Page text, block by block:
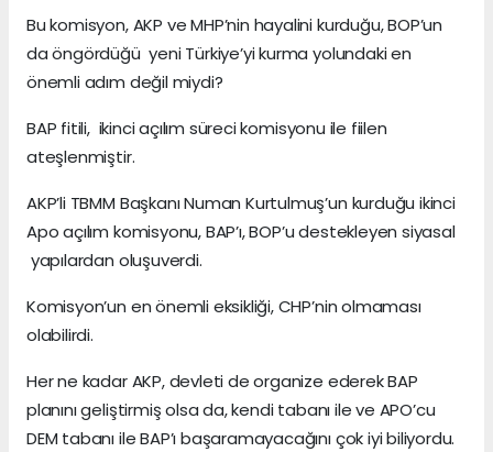
Bu komisyon, AKP ve MHP’nin hayalini kurduğu, BOP’un
da öngördüğü yeni Türkiye’yi kurma yolundaki en
önemli adım değil miydi?
BAP fitili, ikinci açılım süreci komisyonu ile fiilen
ateşlenmiştir.
AKP’li TBMM Başkanı Numan Kurtulmuş’un kurduğu ikinci
Apo açılım komisyonu, BAP’ı, BOP’u destekleyen siyasal
yapılardan oluşuverdi.
Komisyon’un en önemli eksikliği, CHP’nin olmaması
olabilirdi.
Her ne kadar AKP, devleti de organize ederek BAP
planını geliştirmiş olsa da, kendi tabanı ile ve APO’cu
DEM tabanı ile BAP’ı başaramayacağını çok iyi biliyordu.